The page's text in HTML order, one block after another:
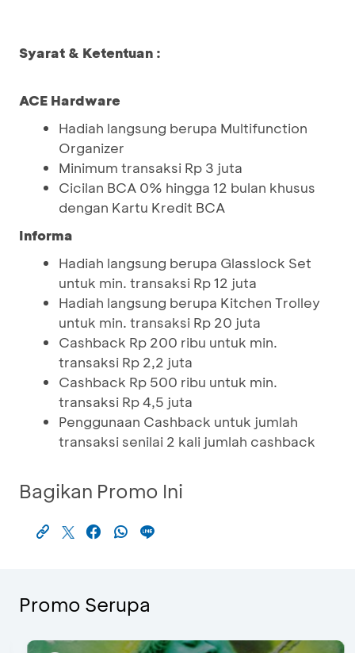
Syarat & Ketentuan :
ACE Hardware
Hadiah langsung berupa Multifunction
Organizer
Minimum transaksi Rp 3 juta
Cicilan BCA 0% hingga 12 bulan khusus
dengan Kartu Kredit BCA
Informa
Hadiah langsung berupa Glasslock Set
untuk min. transaksi Rp 12 juta
Hadiah langsung berupa Kitchen Trolley
untuk min. transaksi Rp 20 juta
Cashback Rp 200 ribu untuk min.
transaksi Rp 2,2 juta
Cashback Rp 500 ribu untuk min.
transaksi Rp 4,5 juta
Penggunaan Cashback untuk jumlah
transaksi senilai 2 kali jumlah cashback
Bagikan Promo Ini
Promo Serupa